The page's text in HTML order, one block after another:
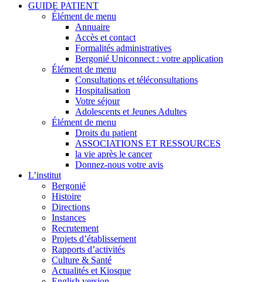
GUIDE PATIENT
Élément de menu
Annuaire
Accès et contact
Formalités administratives
Bergonié Uniconnect : votre application
Élément de menu
Consultations et téléconsultations
Hospitalisation
Votre séjour
Adolescents et Jeunes Adultes
Élément de menu
Droits du patient
ASSOCIATIONS ET RESSOURCES
la vie après le cancer
Donnez-nous votre avis
L’institut
Bergonié
Histoire
Directions
Instances
Recrutement
Projets d’établissement
Rapports d’activités
Culture & Santé
Actualités et Kiosque